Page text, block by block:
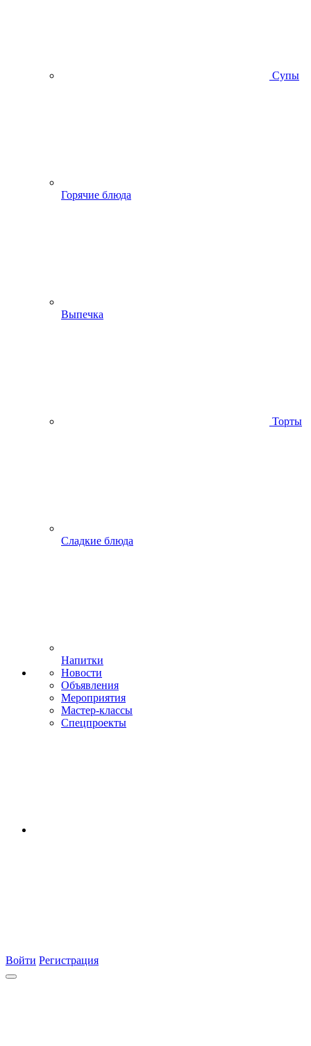
Супы
Горячие блюда
Выпечка
Торты
Сладкие блюда
Напитки
Новости
Объявления
Мероприятия
Мастер-классы
Спецпроекты
Войти Регистрация